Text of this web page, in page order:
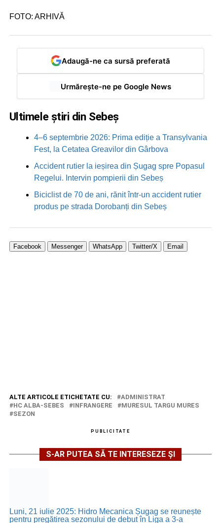
FOTO: ARHIVĂ
Adaugă-ne ca sursă preferată
Urmărește-ne pe Google News
Ultimele știri din Sebeș
4–6 septembrie 2026: Prima ediție a Transylvania
Fest, la Cetatea Greavilor din Gârbova
Accident rutier la ieșirea din Șugag spre Popasul
Regelui. Intervin pompierii din Sebeș
Biciclist de 70 de ani, rănit într-un accident rutier
produs pe strada Dorobanți din Sebeș
Facebook Messenger WhatsApp Twitter/X Email
ALTE ARTICOLE ETICHETATE CU:
ADMINISTRAT
HC ALBA-SEBES
INFRANGERE
MURESUL TARGU MURES
SEZON
PUBLICITATE
S-AR PUTEA SĂ TE INTERESEZE ȘI
Luni, 21 iulie 2025: Hidro Mecanica Șugag se reunește
pentru pregătirea sezonului de debut în Liga a 3-a